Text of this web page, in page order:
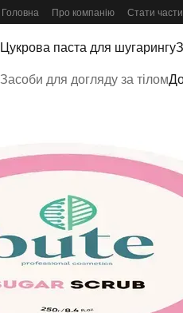
Головна Про компанію Стати
Цукрова паста для шугарингу
Засоби для догляду за тілом